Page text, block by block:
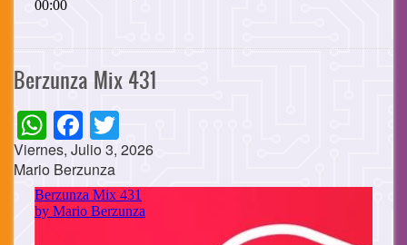
Berzunza Mix 431
WhatsApp
Facebook
Viernes, Julio 3, 2026
Mario Berzunza
Cuerpo